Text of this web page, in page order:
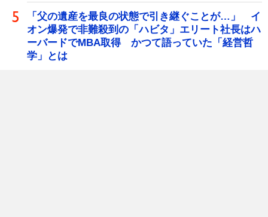
「父の遺産を最良の状態で引き継ぐことが…」 イ
オン爆発で非難殺到の「ハビタ」エリート社長はハ
ーバードでMBA取得 かつて語っていた「経営哲
学」とは